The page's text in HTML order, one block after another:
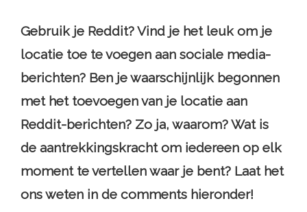
Gebruik je Reddit? Vind je het leuk om je
locatie toe te voegen aan sociale media-
berichten? Ben je waarschijnlijk begonnen
met het toevoegen van je locatie aan
Reddit-berichten? Zo ja, waarom? Wat is
de aantrekkingskracht om iedereen op elk
moment te vertellen waar je bent? Laat het
ons weten in de comments hieronder!